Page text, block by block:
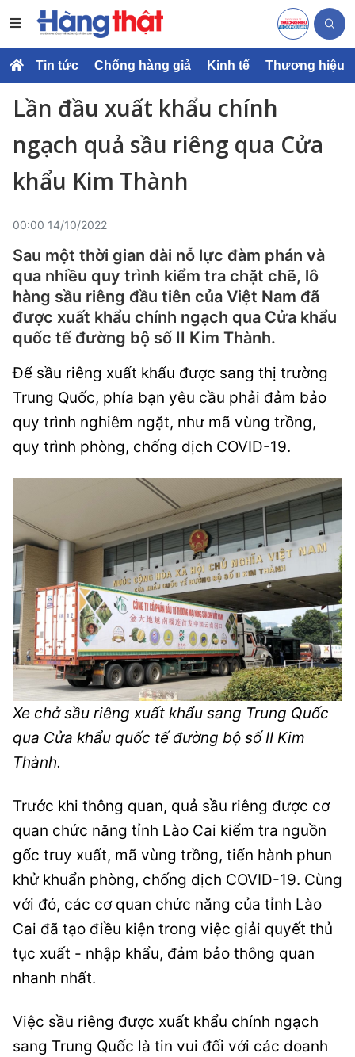
Tin tức Chống hàng giả Kinh tế Thương hiệu
Lần đầu xuất khẩu chính
ngạch quả sầu riêng qua Cửa
khẩu Kim Thành
00:00 14/10/2022
Sau một thời gian dài nỗ lực đàm phán và
qua nhiều quy trình kiểm tra chặt chẽ, lô
hàng sầu riêng đầu tiên của Việt Nam đã
được xuất khẩu chính ngạch qua Cửa khẩu
quốc tế đường bộ số II Kim Thành.
Để sầu riêng xuất khẩu được sang thị trường
Trung Quốc, phía bạn yêu cầu phải đảm bảo
quy trình nghiêm ngặt, như mã vùng trồng,
quy trình phòng, chống dịch COVID-19.
Xe chở sầu riêng xuất khẩu sang Trung Quốc
qua Cửa khẩu quốc tế đường bộ số II Kim
Thành.
Trước khi thông quan, quả sầu riêng được cơ
quan chức năng tỉnh Lào Cai kiểm tra nguồn
gốc truy xuất, mã vùng trồng, tiến hành phun
khử khuẩn phòng, chống dịch COVID-19. Cùng
với đó, các cơ quan chức năng của tỉnh Lào
Cai đã tạo điều kiện trong việc giải quyết thủ
tục xuất - nhập khẩu, đảm bảo thông quan
nhanh nhất.
Việc sầu riêng được xuất khẩu chính ngạch
sang Trung Quốc là tin vui đối với các doanh